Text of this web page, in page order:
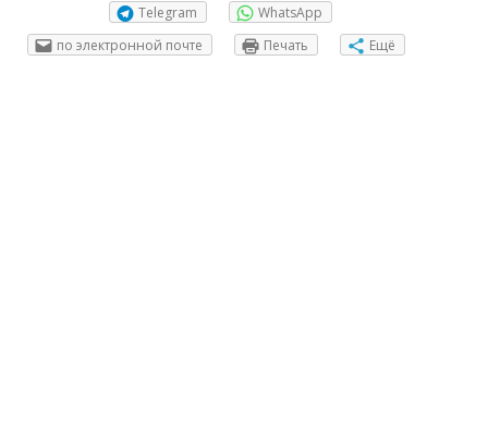
Telegram
WhatsApp
по электронной почте
Печать Ещё